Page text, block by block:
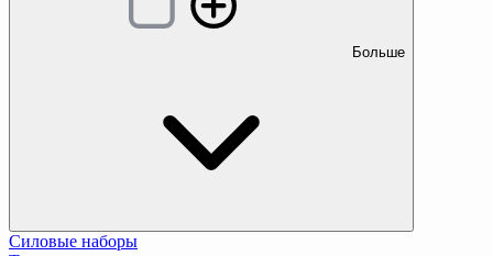
Больше
Силовые наборы